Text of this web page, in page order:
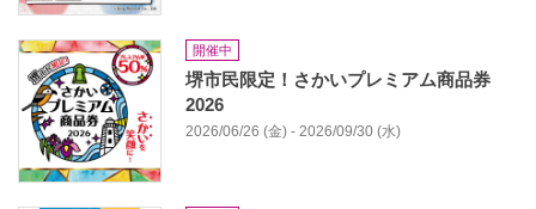
開催中
堺市民限定！さかいプレミアム商品券
2026
2026/06/26 (金) - 2026/09/30 (水)